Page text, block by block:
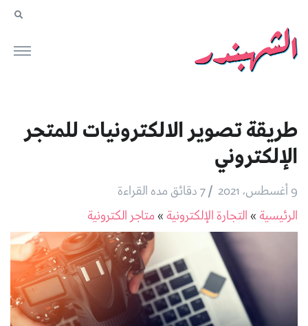
طريقة تصوير الالكترونيات للمتجر
الإلكتروني
9 أغسطس، 2021 /7 دقائق مده القراءة
الرئيسية »التجارة الإلكترونية »متاجر الكترونية